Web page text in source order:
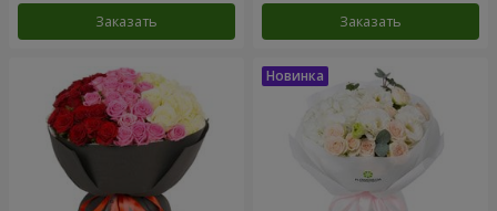
Заказать Заказать